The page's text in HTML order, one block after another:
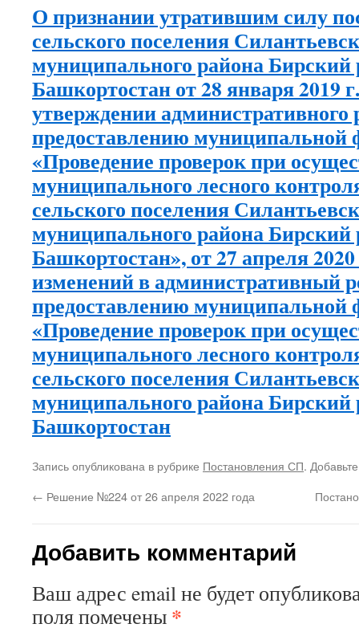
О признании утратившим силу
сельского поселения
муниципального района Бирский
Башкортостан от 28 января 2019
утверждении административного
предоставлению муниципальной
«Проведение проверок при
муниципального лесного
сельского поселения
муниципального района Бирский
Башкортостан», от 27 апреля
изменений в административный
предоставлению муниципальной
«Проведение проверок при
муниципального лесного
сельского поселения
муниципального района Бирский
Башкортостан
Запись опубликована в рубрике Постановления СП.
← Решение №224 от 26 апреля 2022 года
Добавить комментарий
Ваш адрес email не будет
поля помечены *